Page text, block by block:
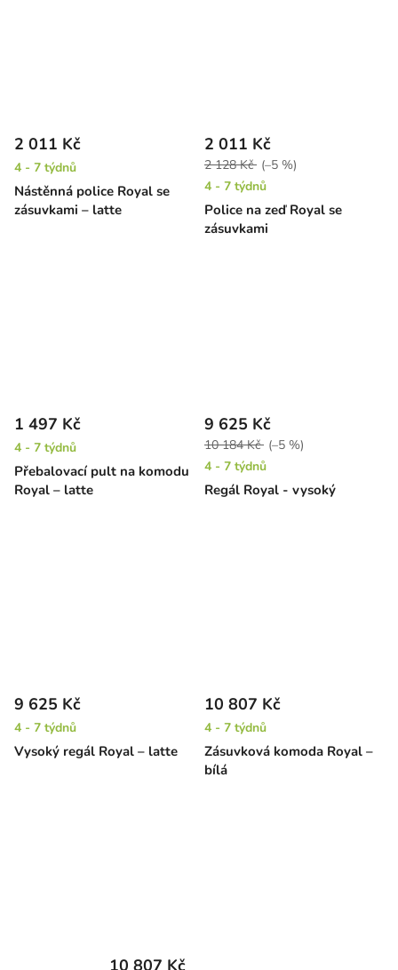
Nástěnná police Royal se
zásuvkami – latte
2 011 Kč
4 - 7 týdnů
Police na zeď Royal se
zásuvkami
2 011 Kč
2 128 Kč (–5 %)
4 - 7 týdnů
Přebalovací pult na komodu
Royal – latte
1 497 Kč
4 - 7 týdnů
Regál Royal - vysoký
9 625 Kč
10 184 Kč (–5 %)
4 - 7 týdnů
Vysoký regál Royal – latte
9 625 Kč
4 - 7 týdnů
Zásuvková komoda Royal –
bílá
10 807 Kč
4 - 7 týdnů
10 807 Kč